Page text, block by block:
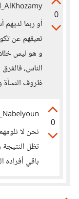
0
أو ربما
تعيقهم عن
و هو ليس
الناس،
ظروف النشأة
0
نحن لا
تظل
باقي أفراده